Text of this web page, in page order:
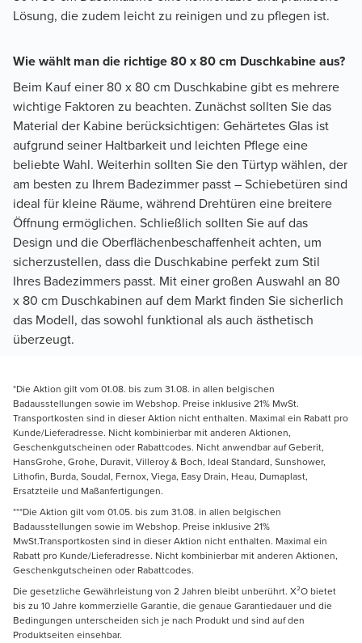
Lösung, die zudem leicht zu reinigen und zu pflegen ist.
Wie wählt man die richtige 80 x 80 cm Duschkabine aus?
Beim Kauf einer 80 x 80 cm Duschkabine gibt es mehrere
wichtige Faktoren zu beachten. Zunächst sollten Sie das
Material der Kabine berücksichtigen: Gehärtetes Glas ist
aufgrund seiner Haltbarkeit und leichten Pflege eine
beliebte Wahl. Weiterhin sollten Sie den Türtyp wählen, der
am besten zu Ihrem Badezimmer passt – Schiebetüren sind
ideal für kleine Räume, während Drehtüren eine breitere
Öffnung ermöglichen. Schließlich sollten Sie auf das
Design und die Oberflächenbeschaffenheit achten, um
sicherzustellen, dass die Duschkabine perfekt zum Stil
Ihres Badezimmers passt. Mit einer großen Auswahl an 80
x 80 cm Duschkabinen auf dem Markt finden Sie sicherlich
das Modell, das sowohl funktional als auch ästhetisch
überzeugt.
*Die Aktion gilt vom 01.08. bis zum 31.08. in allen belgischen
Badausstellungen sowie im Webshop. Preise inklusive 21% MwSt.
Transportkosten sind in dieser Aktion nicht enthalten. Maximal ein Rabatt pro
Kunde/Lieferadresse. Nicht kombinierbar mit anderen Aktionen,
Geschenkgutscheinen oder Rabattcodes. Nicht anwendbar auf Geberit,
HansGrohe, Grohe, Duravit, Villeroy & Boch, Ideal Standard, Sunshower,
Lithofin, Burda, Soudal, Fernox, Viega, Easy Drain, Heau, Dumaplast,
Ersatzteile und Maßanfertigungen.
***Die Aktion gilt vom 01.05. bis zum 31.08. in allen belgischen
Badausstellungen sowie im Webshop. Preise inklusive 21%
MwSt.Transportkosten sind in dieser Aktion nicht enthalten. Maximal ein
Rabatt pro Kunde/Lieferadresse. Nicht kombinierbar mit anderen Aktionen,
Geschenkgutscheinen oder Rabattcodes.
Die gesetzliche Gewährleistung von 2 Jahren bleibt unberührt. X²O bietet
bis zu 10 Jahre kommerzielle Garantie, die genaue Garantiedauer und die
Bedingungen unterscheiden sich je nach Produkt und sind auf den
Produktseiten einsehbar.